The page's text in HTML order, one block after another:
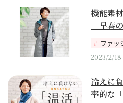
機能素
早春
ファッ
2023/2/18
冷えに
率的な